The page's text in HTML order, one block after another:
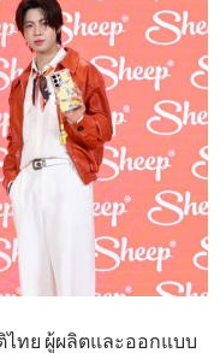
ไทย ผู้ผลิตและออกแบบ